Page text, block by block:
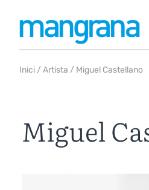
Inici /Artista / Miguel Castellano
Miguel